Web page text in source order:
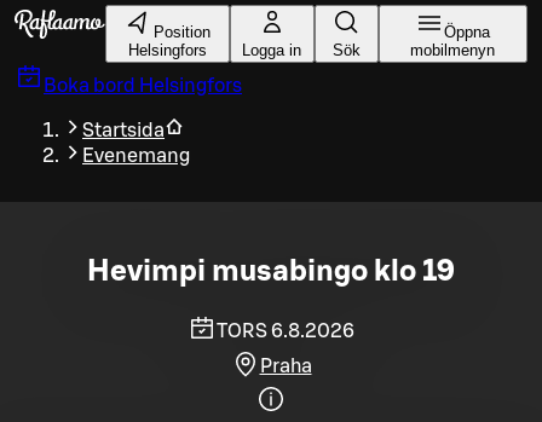
Gå till huvudinnehållet
Position
Helsingfors
Logga in Sök
Öppna
mobilmenyn
Boka bord Helsingfors
Startsida
Evenemang
Hevimpi musabingo klo 19
TORS 6.8.2026
Praha